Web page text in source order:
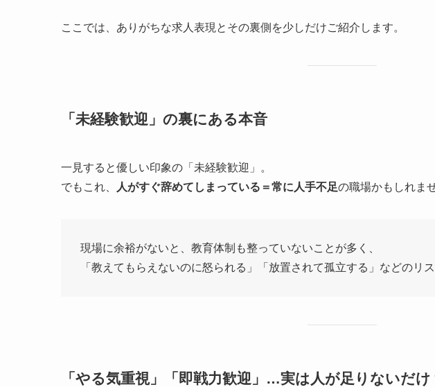
ここでは、ありがちな求人表現とその裏側を少しだけご紹介します。
「未経験歓迎」の裏にある本音
一見すると優しい印象の「未経験歓迎」。
でもこれ、
人がすぐ辞めてしまっている＝常に人手不足の職場かもしれま
現場に余裕がないと、教育体制も整っていないことが多く、
「教えてもらえないのに怒られる」「放置されて孤立する」などのリ
「やる気重視」「即戦力歓迎」…実は人が足りないだけ